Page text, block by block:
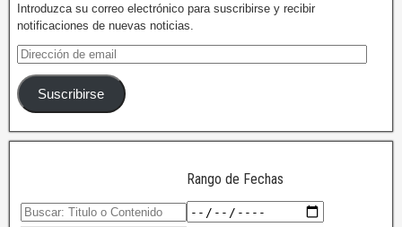
Introduzca su correo electrónico para suscribirse y recibir
notificaciones de nuevas noticias.
Suscribirse
Rango de Fechas